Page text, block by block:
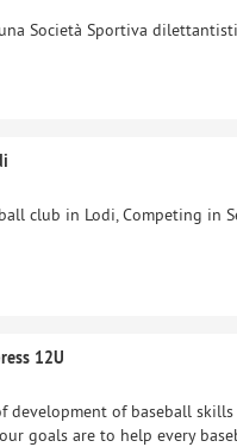
Società Sportiva
club in Lodi, Competing
12U
development of baseball
goals are to help every